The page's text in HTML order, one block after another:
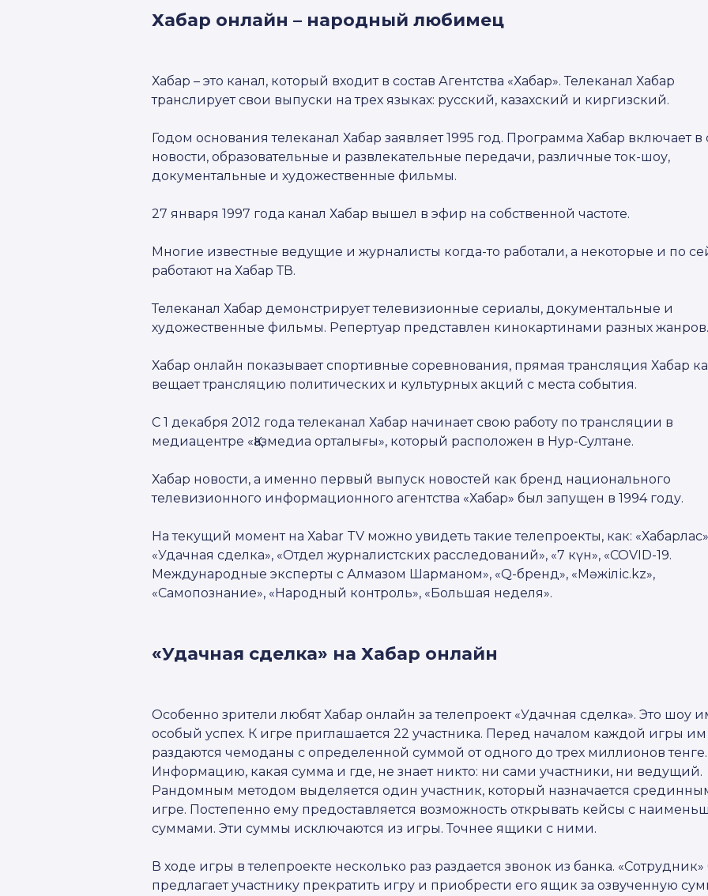
Хабар онлайн – народный любимец
Хабар – это канал, который входит в состав Агентства «Хабар». Телеканал Хабар
транслирует свои выпуски на трех языках: русский, казахский и киргизский.
Годом основания телеканал Хабар заявляет 1995 год. Программа Хабар включает в
новости, образовательные и развлекательные передачи, различные ток-шоу,
документальные и художественные фильмы.
27 января 1997 года канал Хабар вышел в эфир на собственной частоте.
Многие известные ведущие и журналисты когда-то работали, а некоторые и по
работают на Хабар ТВ.
Телеканал Хабар демонстрирует телевизионные сериалы, документальные и
художественные фильмы. Репертуар представлен кинокартинами разных жанров.
Хабар онлайн показывает спортивные соревнования, прямая трансляция Хабар
вещает трансляцию политических и культурных акций с места события.
С 1 декабря 2012 года телеканал Хабар начинает свою работу по трансляции в
медиацентре «Қазмедиа орталығы», который расположен в Нур-Султане.
Хабар новости, а именно первый выпуск новостей как бренд национального
телевизионного информационного агентства «Хабар» был запущен в 1994 году.
На текущий момент на Хabar TV можно увидеть такие телепроекты, как:
«Удачная сделка», «Отдел журналистских расследований», «7 күн», «COVID-19.
Международные эксперты с Алмазом Шарманом», «Q-бренд», «Мәжіліс.kz»,
«Самопознание», «Народный контроль», «Большая неделя».
«Удачная сделка» на Хабар онлайн
Особенно зрители любят Хабар онлайн за телепроект «Удачная сделка». Это шоу
особый успех. К игре приглашается 22 участника. Перед началом каждой игры им
раздаются чемоданы с определенной суммой от одного до трех миллионов тенге.
Информацию, какая сумма и где, не знает никто: ни сами участники, ни ведущий.
Рандомным методом выделяется один участник, который назначается
игре. Постепенно ему предоставляется возможность открывать кейсы с
суммами. Эти суммы исключаются из игры. Точнее ящики с ними.
В ходе игры в телепроекте несколько раз раздается звонок из банка. «Сотрудник»
предлагает участнику прекратить игру и приобрести его ящик за озвученную